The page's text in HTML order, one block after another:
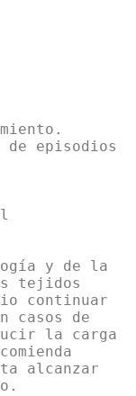
de episodios
y de la
tejidos
continuar
casos de
la carga
alcanzar